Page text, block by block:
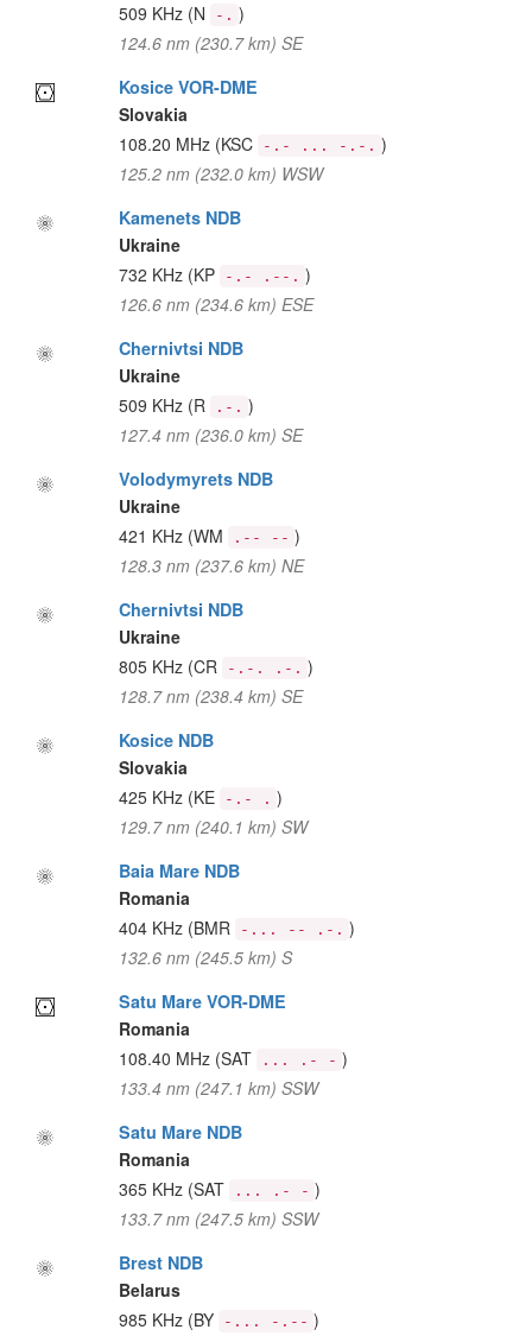
509 KHz (N -. )
124.6 nm (230.7 km) SE
Kosice VOR-DME
Slovakia
108.20 MHz (KSC -.- ... -.-. )
125.2 nm (232.0 km) WSW
Kamenets NDB
Ukraine
732 KHz (KP -.- .--. )
126.6 nm (234.6 km) ESE
Chernivtsi NDB
Ukraine
509 KHz (R .-. )
127.4 nm (236.0 km) SE
Volodymyrets NDB
Ukraine
421 KHz (WM .-- -- )
128.3 nm (237.6 km) NE
Chernivtsi NDB
Ukraine
805 KHz (CR -.-. .-. )
128.7 nm (238.4 km) SE
Kosice NDB
Slovakia
425 KHz (KE -.- . )
129.7 nm (240.1 km) SW
Baia Mare NDB
Romania
404 KHz (BMR -... -- .-. )
132.6 nm (245.5 km) S
Satu Mare VOR-DME
Romania
108.40 MHz (SAT ... .- - )
133.4 nm (247.1 km) SSW
Satu Mare NDB
Romania
365 KHz (SAT ... .- - )
133.7 nm (247.5 km) SSW
Brest NDB
Belarus
985 KHz (BY -... -.-- )